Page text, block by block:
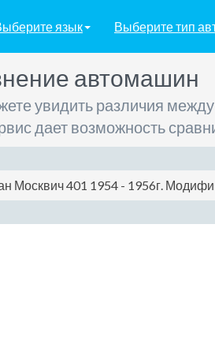
язык Выберите тип
автомашин
увидить различия
дает возможность
Москвич 401 1954 - 1956г.